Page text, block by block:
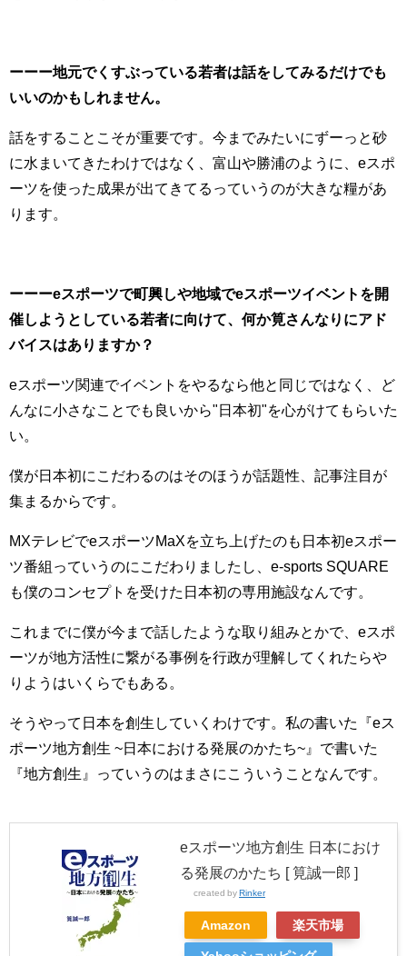
ーーー地元でくすぶっている若者は話をしてみるだけでも
いいのかもしれません。
話をすることこそが重要です。今までみたいにずーっと砂
に水まいてきたわけではなく、富山や勝浦のように、eスポ
ーツを使った成果が出てきてるっていうのが大きな糧があ
ります。
ーーーeスポーツで町興しや地域でeスポーツイベントを開
催しようとしている若者に向けて、何か筧さんなりにアド
バイスはありますか？
eスポーツ関連でイベントをやるなら他と同じではなく、ど
んなに小さなことでも良いから"日本初"を心がけてもらいた
い。
僕が日本初にこだわるのはそのほうが話題性、記事注目が
集まるからです。
MXテレビでeスポーツMaXを立ち上げたのも日本初eスポー
ツ番組っていうのにこだわりましたし、e-sports SQUARE
も僕のコンセプトを受けた日本初の専用施設なんです。
これまでに僕が今まで話したような取り組みとかで、eスポ
ーツが地方活性に繋がる事例を行政が理解してくれたらや
りようはいくらでもある。
そうやって日本を創生していくわけです。私の書いた『eス
ポーツ地方創生 ~日本における発展のかたち~』で書いた
『地方創生』っていうのはまさにこういうことなんです。
eスポーツ地方創生 日本におけ
る発展のかたち [ 筧誠一郎 ]
created by Rinker
Amazon 楽天市場